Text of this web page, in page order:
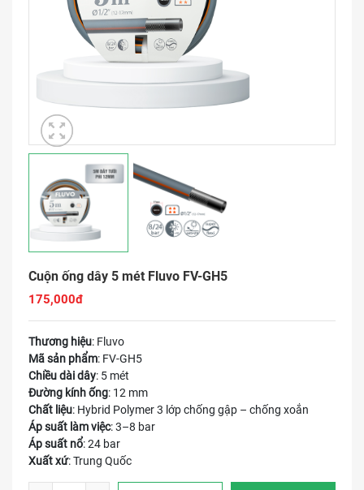
Cuộn ống dây 5 mét Fluvo FV-GH5
175,000đ
Thương hiệu: Fluvo
Mã sản phẩm: FV-GH5
Chiều dài dây: 5 mét
Đường kính ống: 12 mm
Chất liệu: Hybrid Polymer 3 lớp chống gập – chống xoắn
Áp suất làm việc: 3–8 bar
Áp suất nổ: 24 bar
Xuất xứ: Trung Quốc